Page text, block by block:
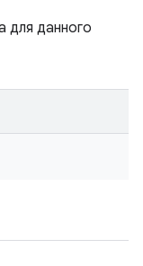
для данного